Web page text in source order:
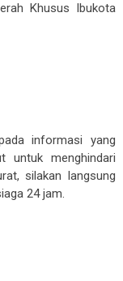
Khusus Ibukota
informasi yang
untuk menghindari
silakan langsung
24 jam.